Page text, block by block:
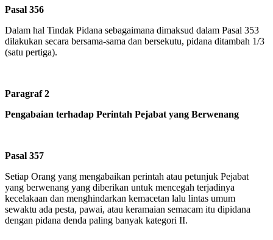
Pasal 356
Dalam hal Tindak Pidana sebagaimana dimaksud dalam Pasal 353
dilakukan secara bersama-sama dan bersekutu, pidana ditambah 1/3
(satu pertiga).
Paragraf 2
Pengabaian terhadap Perintah Pejabat yang Berwenang
Pasal 357
Setiap Orang yang mengabaikan perintah atau petunjuk Pejabat
yang berwenang yang diberikan untuk mencegah terjadinya
kecelakaan dan menghindarkan kemacetan lalu lintas umum
sewaktu ada pesta, pawai, atau keramaian semacam itu dipidana
dengan pidana denda paling banyak kategori II.